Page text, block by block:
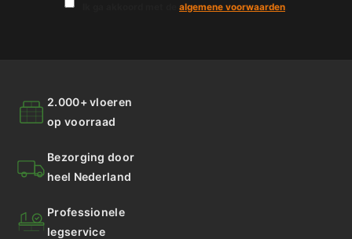
algemene voorwaarden
2.000+ vloeren
op voorraad
Bezorging door
heel Nederland
Professionele
legservice